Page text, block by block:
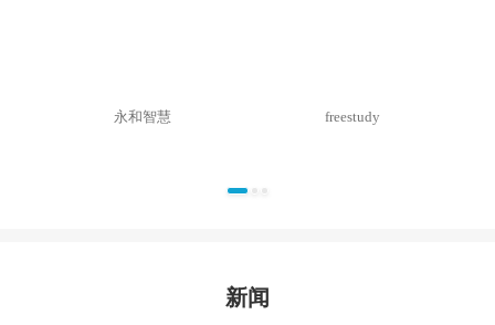
永和智慧 freestudy
新闻